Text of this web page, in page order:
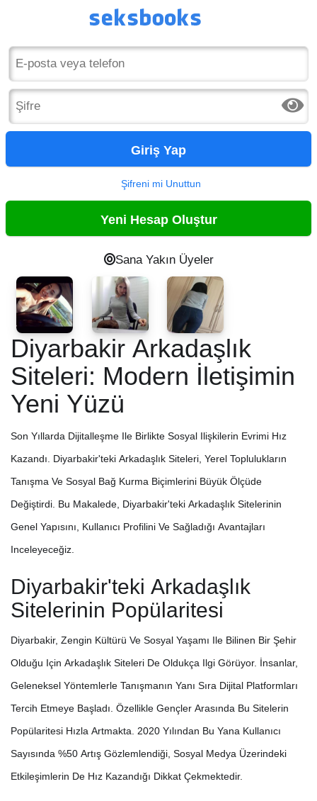
Giriş Yap
Şifreni mi Unuttun
Yeni Hesap Oluştur
Sana Yakın Üyeler
Diyarbakir Arkadaşlık
Siteleri: Modern İletişimin
Yeni Yüzü
Son Yıllarda Dijitalleşme Ile Birlikte Sosyal Ilişkilerin Evrimi Hız
Kazandı. Diyarbakir'teki Arkadaşlık Siteleri, Yerel Toplulukların
Tanışma Ve Sosyal Bağ Kurma Biçimlerini Büyük Ölçüde
Değiştirdi. Bu Makalede, Diyarbakir'teki Arkadaşlık Sitelerinin
Genel Yapısını, Kullanıcı Profilini Ve Sağladığı Avantajları
Inceleyeceğiz.
Diyarbakir'teki Arkadaşlık
Sitelerinin Popülaritesi
Diyarbakir, Zengin Kültürü Ve Sosyal Yaşamı Ile Bilinen Bir Şehir
Olduğu Için Arkadaşlık Siteleri De Oldukça Ilgi Görüyor. İnsanlar,
Geleneksel Yöntemlerle Tanışmanın Yanı Sıra Dijital Platformları
Tercih Etmeye Başladı. Özellikle Gençler Arasında Bu Sitelerin
Popülaritesi Hızla Artmakta. 2020 Yılından Bu Yana Kullanıcı
Sayısında %50 Artış Gözlemlendiği, Sosyal Medya Üzerindeki
Etkileşimlerin De Hız Kazandığı Dikkat Çekmektedir.